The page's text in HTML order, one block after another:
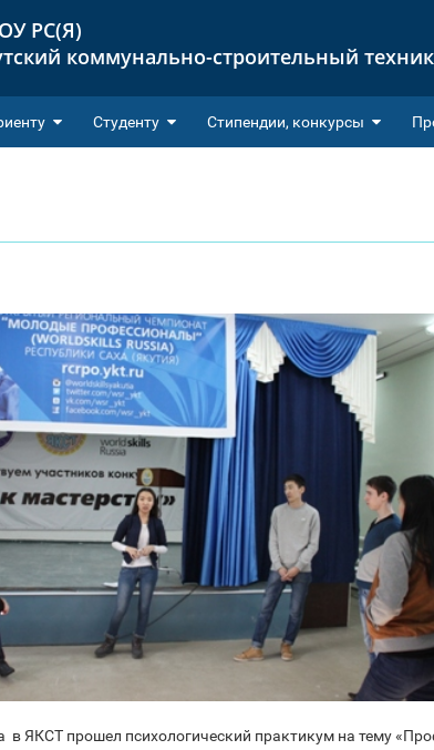
РС(Я)
коммунально-строительный
Студенту Cтипендии, конкурсы
в ЯКСТ прошел психологический практикум на тему